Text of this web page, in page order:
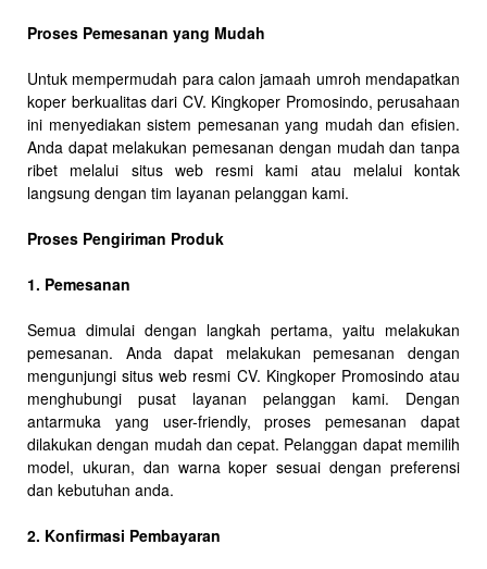
Proses Pemesanan yang Mudah
Untuk mempermudah para calon jamaah umroh mendapatkan
koper berkualitas dari CV. Kingkoper Promosindo, perusahaan
ini menyediakan sistem pemesanan yang mudah dan efisien.
Anda dapat melakukan pemesanan dengan mudah dan tanpa
ribet melalui situs web resmi kami atau melalui kontak
langsung dengan tim layanan pelanggan kami.
Proses Pengiriman Produk
1. Pemesanan
Semua dimulai dengan langkah pertama, yaitu melakukan
pemesanan. Anda dapat melakukan pemesanan dengan
mengunjungi situs web resmi CV. Kingkoper Promosindo atau
menghubungi pusat layanan pelanggan kami. Dengan
antarmuka yang user-friendly, proses pemesanan dapat
dilakukan dengan mudah dan cepat. Pelanggan dapat memilih
model, ukuran, dan warna koper sesuai dengan preferensi
dan kebutuhan anda.
2. Konfirmasi Pembayaran